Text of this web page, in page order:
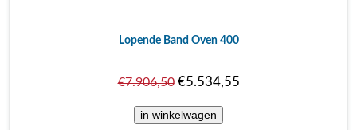
Lopende Band Oven 400
€7.906,50€5.534,55